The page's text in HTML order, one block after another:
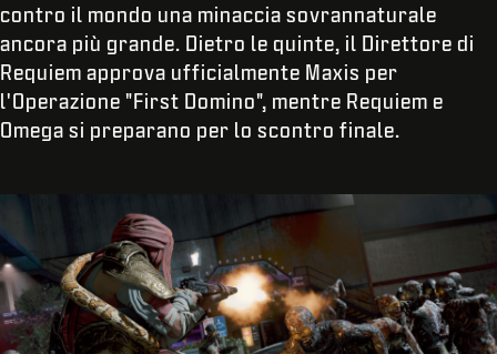
contro il mondo una minaccia sovrannaturale
ancora più grande. Dietro le quinte, il Direttore di
Requiem approva ufficialmente Maxis per
l'Operazione "First Domino", mentre Requiem e
Omega si preparano per lo scontro finale.